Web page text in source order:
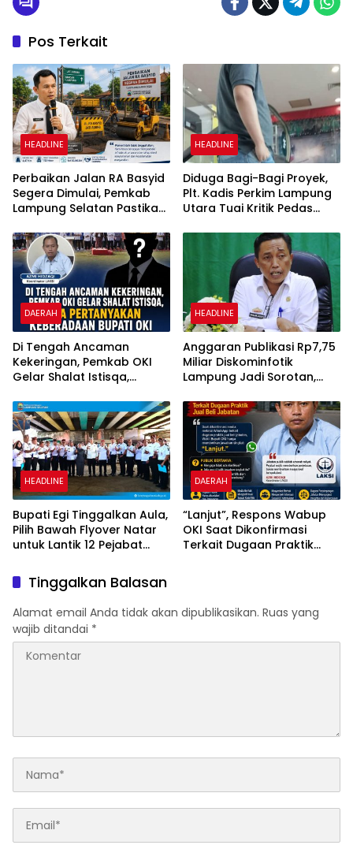
Pos Terkait
HEADLINE
Perbaikan Jalan RA Basyid
Segera Dimulai, Pemkab
Lampung Selatan Pastikan
Aman dan Nyaman
HEADLINE
Diduga Bagi-Bagi Proyek,
Plt. Kadis Perkim Lampung
Utara Tuai Kritik Pedas
DAERAH
Di Tengah Ancaman
Kekeringan, Pemkab OKI
Gelar Shalat Istisqa,
Keberadaan Bupati OKI
HEADLINE
Anggaran Publikasi Rp7,75
Miliar Diskominfotik
Lampung Jadi Sorotan,
Dana Dipertanyakan
HEADLINE
Bupati Egi Tinggalkan Aula,
Pilih Bawah Flyover Natar
untuk Lantik 12 Pejabat
DAERAH
“Lanjut”, Respons Wabup
OKI Saat Dikonfirmasi
Terkait Dugaan Praktik
Tinggalkan Balasan
Alamat email Anda tidak akan dipublikasikan. Ruas yang
wajib ditandai *